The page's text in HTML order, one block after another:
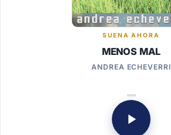
SUENA AHORA
MENOS MAL
ANDREA ECHEVERRI